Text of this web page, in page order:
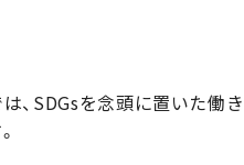
、SDGsを念頭に置いた働